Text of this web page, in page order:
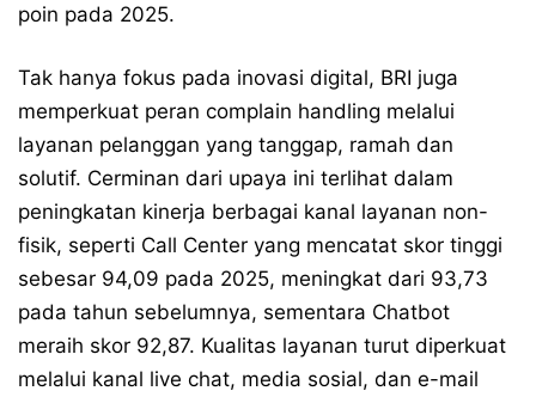
poin pada 2025.
Tak hanya fokus pada inovasi digital, BRI juga
memperkuat peran complain handling melalui
layanan pelanggan yang tanggap, ramah dan
solutif. Cerminan dari upaya ini terlihat dalam
peningkatan kinerja berbagai kanal layanan non-
fisik, seperti Call Center yang mencatat skor tinggi
sebesar 94,09 pada 2025, meningkat dari 93,73
pada tahun sebelumnya, sementara Chatbot
meraih skor 92,87. Kualitas layanan turut diperkuat
melalui kanal live chat, media sosial, dan e-mail